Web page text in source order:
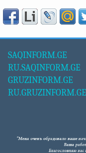
SAQINFORM.GE
RU.SAQINFORM.GE
GRUZINFORM.GE
RU.GRUZINFORM.GE